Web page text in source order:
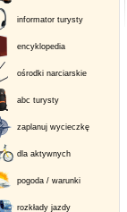
informator turysty
encyklopedia
ośrodki narciarskie
abc turysty
zaplanuj wycieczkę
dla aktywnych
pogoda / warunki
rozkłady jazdy